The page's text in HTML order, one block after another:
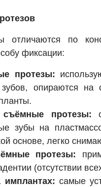
отличаются по
фиксации:
протезы:
опираются на
съёмные протезы:
зубы на
основе, легко
протезы:
(отсутствии
имплантах: самые